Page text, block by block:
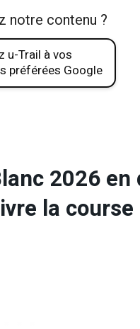
notre contenu ?
u-Trail à vos
préférées Google
2026
la course